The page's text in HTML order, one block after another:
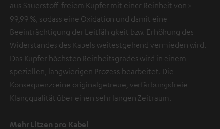
aus Sauerstoff-freiem Kupfer mit einer Reinheit von >
99,99 %, sodass eine Oxidation und damit eine
Beeinträchtigung der Leitfähigkeit bzw. Erhöhung des
Widerstandes des Kabels weitestgehend vermieden wird.
Das Kupfer höchsten Reinheitsgrades wird in einem
speziellen, langwierigen Prozess bearbeitet. Die
Konsequenz: eine originalgetreue, verfärbungsfreie
Klangqualität über einen sehr langen Zeitraum.
Mehr Litzen pro Kabel